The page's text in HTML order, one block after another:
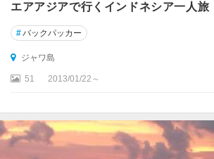
エアアジアで行くインドネシア一人旅
#バックパッカー
ジャワ島
51 2013/01/22～